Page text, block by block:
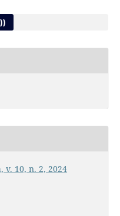
v. 10, n. 2, 2024